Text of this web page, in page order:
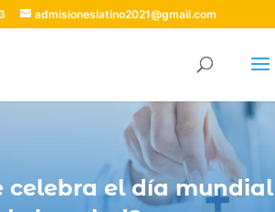
admisioneslatino2021@gmail.com
celebra el día mundial